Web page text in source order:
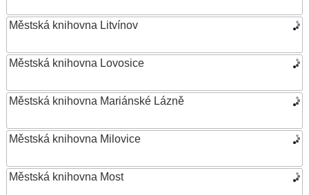
Městská knihovna Litvínov
Městská knihovna Lovosice
Městská knihovna Mariánské Lázně
Městská knihovna Milovice
Městská knihovna Most